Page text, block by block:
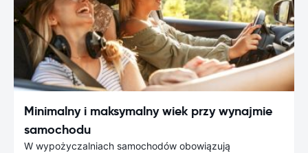
Minimalny i maksymalny wiek przy wynajmie
samochodu
W wypożyczalniach samochodów obowiązują